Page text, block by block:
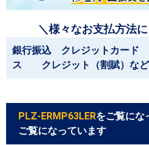
＼様々なお支払方法
銀行振込 クレジットカー
ス クレジット（割賦）など
PLZ-ERMP63LERをご覧にな
ご覧になっています